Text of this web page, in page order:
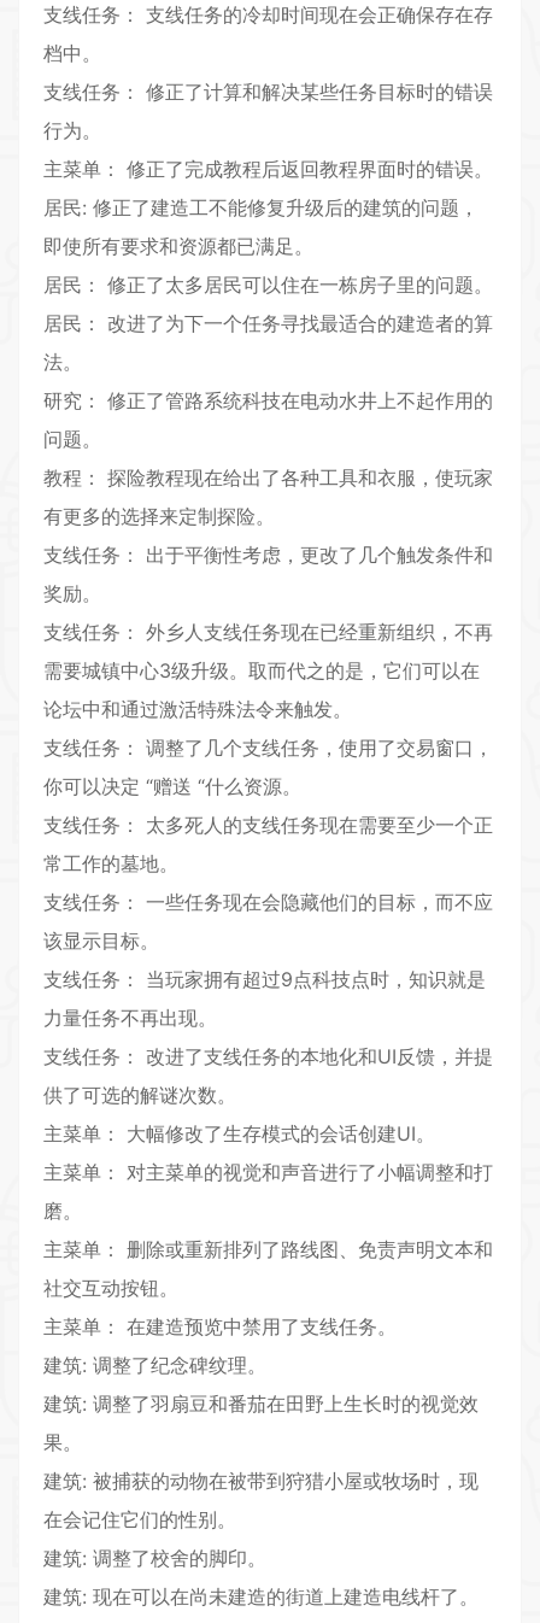
支线任务： 支线任务的冷却时间现在会正确保存在存
档中。
支线任务： 修正了计算和解决某些任务目标时的错误
行为。
主菜单： 修正了完成教程后返回教程界面时的错误。
居民: 修正了建造工不能修复升级后的建筑的问题，
即使所有要求和资源都已满足。
居民： 修正了太多居民可以住在一栋房子里的问题。
居民： 改进了为下一个任务寻找最适合的建造者的算
法。
研究： 修正了管路系统科技在电动水井上不起作用的
问题。
教程： 探险教程现在给出了各种工具和衣服，使玩家
有更多的选择来定制探险。
支线任务： 出于平衡性考虑，更改了几个触发条件和
奖励。
支线任务： 外乡人支线任务现在已经重新组织，不再
需要城镇中心3级升级。取而代之的是，它们可以在
论坛中和通过激活特殊法令来触发。
支线任务： 调整了几个支线任务，使用了交易窗口，
你可以决定 “赠送 “什么资源。
支线任务： 太多死人的支线任务现在需要至少一个正
常工作的墓地。
支线任务： 一些任务现在会隐藏他们的目标，而不应
该显示目标。
支线任务： 当玩家拥有超过9点科技点时，知识就是
力量任务不再出现。
支线任务： 改进了支线任务的本地化和UI反馈，并提
供了可选的解谜次数。
主菜单： 大幅修改了生存模式的会话创建UI。
主菜单： 对主菜单的视觉和声音进行了小幅调整和打
磨。
主菜单： 删除或重新排列了路线图、免责声明文本和
社交互动按钮。
主菜单： 在建造预览中禁用了支线任务。
建筑: 调整了纪念碑纹理。
建筑: 调整了羽扇豆和番茄在田野上生长时的视觉效
果。
建筑: 被捕获的动物在被带到狩猎小屋或牧场时，现
在会记住它们的性别。
建筑: 调整了校舍的脚印。
建筑: 现在可以在尚未建造的街道上建造电线杆了。